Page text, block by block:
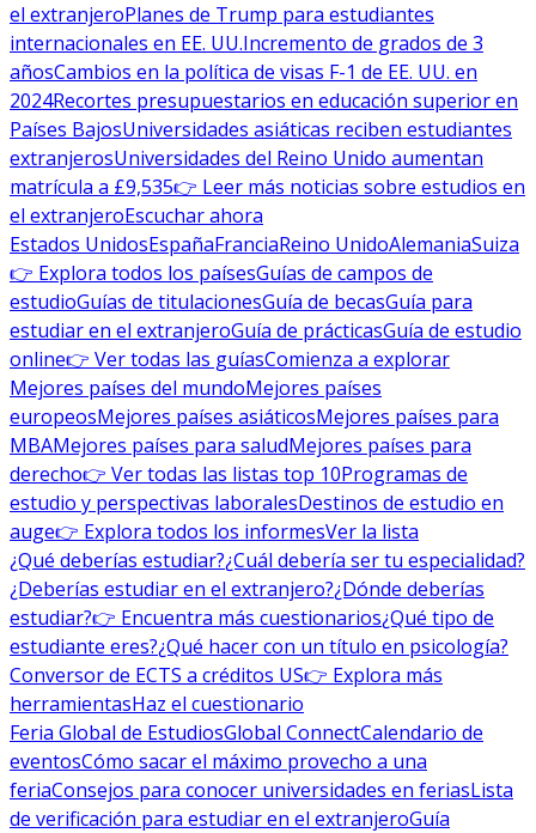
el extranjeroPlanes de Trump para estudiantes
internacionales en EE. UU.Incremento de grados de 3
añosCambios en la política de visas F-1 de EE. UU. en
2024Recortes presupuestarios en educación superior en
Países BajosUniversidades asiáticas reciben estudiantes
extranjerosUniversidades del Reino Unido aumentan
matrícula a £9,535👉 Leer más noticias sobre estudios en
el extranjeroEscuchar ahora
Estados UnidosEspañaFranciaReino UnidoAlemaniaSuiza
👉 Explora todos los paísesGuías de campos de
estudioGuías de titulacionesGuía de becasGuía para
estudiar en el extranjeroGuía de prácticasGuía de estudio
online👉 Ver todas las guíasComienza a explorar
Mejores países del mundoMejores países
europeosMejores países asiáticosMejores países para
MBAMejores países para saludMejores países para
derecho👉 Ver todas las listas top 10Programas de
estudio y perspectivas laboralesDestinos de estudio en
auge👉 Explora todos los informesVer la lista
¿Qué deberías estudiar?¿Cuál debería ser tu especialidad?
¿Deberías estudiar en el extranjero?¿Dónde deberías
estudiar?👉 Encuentra más cuestionarios¿Qué tipo de
estudiante eres?¿Qué hacer con un título en psicología?
Conversor de ECTS a créditos US👉 Explora más
herramientasHaz el cuestionario
Feria Global de EstudiosGlobal ConnectCalendario de
eventosCómo sacar el máximo provecho a una
feriaConsejos para conocer universidades en feriasLista
de verificación para estudiar en el extranjeroGuía